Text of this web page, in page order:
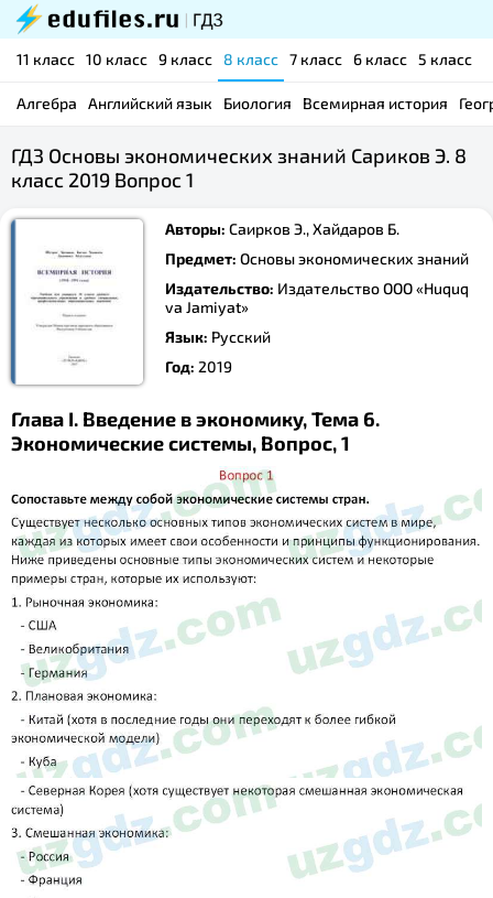
11 класс 10 класс 9 класс 8 класс 7 класс 6 класс 5 класс
Алгебра Английский язык Биология Всемирная история
ГДЗ Основы экономических знаний Сариков Э. 8
класс 2019 Вопрос 1
Авторы: Саирков Э., Хайдаров Б.
Предмет: Основы экономических знаний
Издательство: Издательство ООО «Huquq
va Jamiyat»
Язык: Русский
Год: 2019
Глава I. Введение в экономику, Тема 6.
Экономические системы, Вопрос, 1